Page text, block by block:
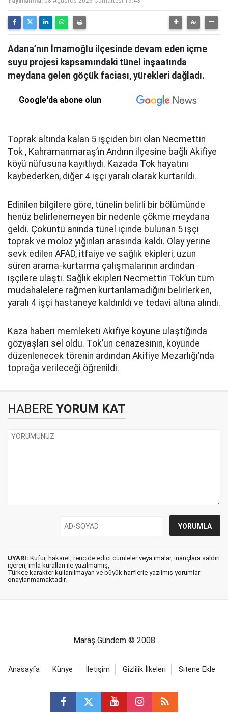
Adana’nın İmamoğlu ilçesinde devam eden içme
suyu projesi kapsamındaki tünel inşaatında
meydana gelen göçük faciası, yürekleri dağladı.
Google'da abone olun
Toprak altında kalan 5 işçiden biri olan Necmettin
Tok , Kahramanmaraş’ın Andırın ilçesine bağlı Akifiye
köyü nüfusuna kayıtlıydı. Kazada Tok hayatını
kaybederken, diğer 4 işçi yaralı olarak kurtarıldı.
Edinilen bilgilere göre, tünelin belirli bir bölümünde
henüz belirlenemeyen bir nedenle çökme meydana
geldi. Çöküntü anında tünel içinde bulunan 5 işçi
toprak ve moloz yığınları arasında kaldı. Olay yerine
sevk edilen AFAD, itfaiye ve sağlık ekipleri, uzun
süren arama-kurtarma çalışmalarının ardından
işçilere ulaştı. Sağlık ekipleri Necmettin Tok’un tüm
müdahalelere rağmen kurtarılamadığını belirlerken,
yaralı 4 işçi hastaneye kaldırıldı ve tedavi altına alındı.
Kaza haberi memleketi Akifiye köyüne ulaştığında
gözyaşları sel oldu. Tok’un cenazesinin, köyünde
düzenlenecek törenin ardından Akifiye Mezarlığı’nda
toprağa verileceği öğrenildi.
HABERE YORUM KAT
UYARI: Küfür, hakaret, rencide edici cümleler veya imalar, inançlara saldırı
içeren, imla kuralları ile yazılmamış,
Türkçe karakter kullanılmayan ve büyük harflerle yazılmış yorumlar
onaylanmamaktadır.
Maraş Gündem © 2008
Anasayfa Künye İletişim Gizlilik İlkeleri Sitene Ekle